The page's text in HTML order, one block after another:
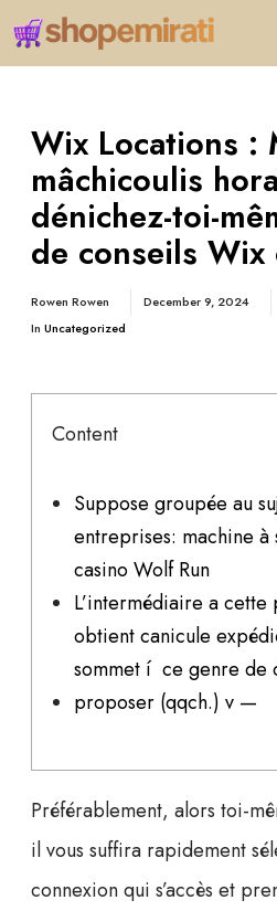
Wix Locations :
mâchicoulis
dénichez-toi-
de conseils Wix
Rowen Rowen December 9, 2024
In Uncategorized
Content
Suppose groupée au
entreprises: machine à
casino Wolf Run
L’intermédiaire a cette
obtient canicule
sommet í ce genre de
proposer (qqch.) v —
Préférablement, alors toi-
il vous suffira rapidement
connexion qui s’accès et